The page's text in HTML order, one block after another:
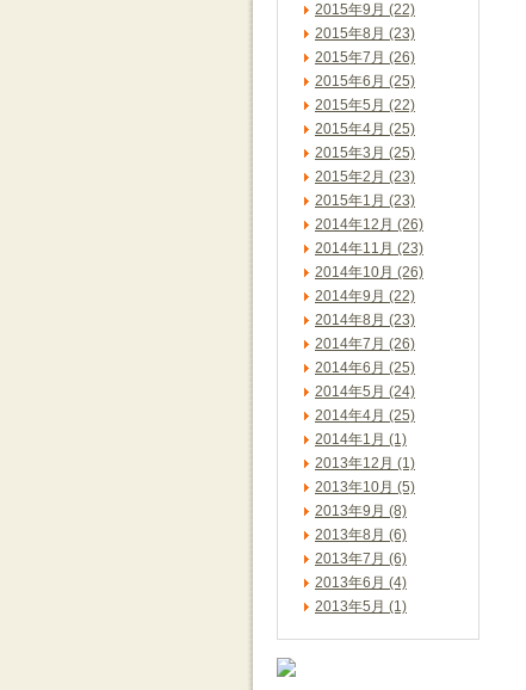
2015年9月 (22)
2015年8月 (23)
2015年7月 (26)
2015年6月 (25)
2015年5月 (22)
2015年4月 (25)
2015年3月 (25)
2015年2月 (23)
2015年1月 (23)
2014年12月 (26)
2014年11月 (23)
2014年10月 (26)
2014年9月 (22)
2014年8月 (23)
2014年7月 (26)
2014年6月 (25)
2014年5月 (24)
2014年4月 (25)
2014年1月 (1)
2013年12月 (1)
2013年10月 (5)
2013年9月 (8)
2013年8月 (6)
2013年7月 (6)
2013年6月 (4)
2013年5月 (1)